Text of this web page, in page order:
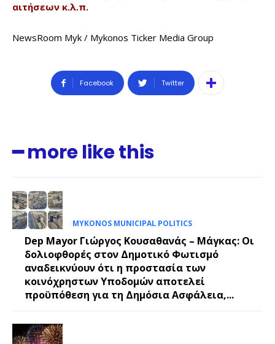
αιτήσεων κ.λ.π.
NewsRoom Myk / Mykonos Ticker Media Group
Facebook Twitter
━ more like this
MYKONOS MUNICIPAL POLITICS
Dep Mayor Γιώργος Κουσαθανάς – Μάγκας: Οι
δολιοφθορές στον Δημοτικό Φωτισμό
αναδεικνύουν ότι η προστασία των
κοινόχρηστων Υποδομών αποτελεί
προϋπόθεση για τη Δημόσια Ασφάλεια,...